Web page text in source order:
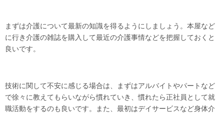
まずは介護について最新の知識を得るようにしましょう。本屋など
に行き介護の雑誌を購入して最近の介護事情などを把握しておくと
良いです。
技術に関して不安に感じる場合は、まずはアルバイトやパートなど
で徐々に教えてもらいながら慣れていき、慣れたら正社員として就
職活動をするのも良いです。また、最初はデイサービスなど身体介